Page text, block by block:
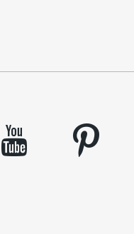
youtube pinterest